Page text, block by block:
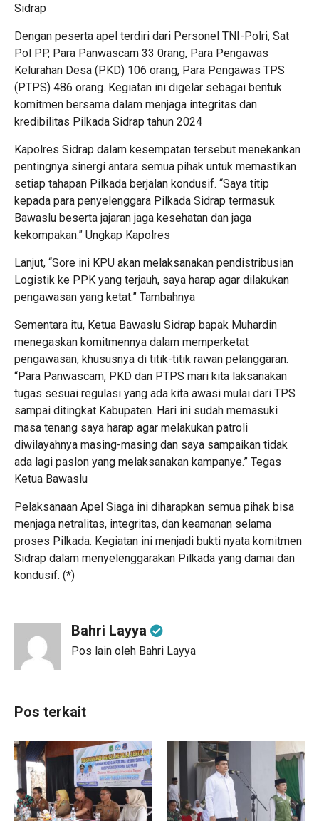
Sidrap
Dengan peserta apel terdiri dari Personel TNI-Polri, Sat
Pol PP, Para Panwascam 33 0rang, Para Pengawas
Kelurahan Desa (PKD) 106 orang, Para Pengawas TPS
(PTPS) 486 orang. Kegiatan ini digelar sebagai bentuk
komitmen bersama dalam menjaga integritas dan
kredibilitas Pilkada Sidrap tahun 2024
Kapolres Sidrap dalam kesempatan tersebut menekankan
pentingnya sinergi antara semua pihak untuk memastikan
setiap tahapan Pilkada berjalan kondusif. “Saya titip
kepada para penyelenggara Pilkada Sidrap termasuk
Bawaslu beserta jajaran jaga kesehatan dan jaga
kekompakan.” Ungkap Kapolres
Lanjut, “Sore ini KPU akan melaksanakan pendistribusian
Logistik ke PPK yang terjauh, saya harap agar dilakukan
pengawasan yang ketat.” Tambahnya
Sementara itu, Ketua Bawaslu Sidrap bapak Muhardin
menegaskan komitmennya dalam memperketat
pengawasan, khususnya di titik-titik rawan pelanggaran.
“Para Panwascam, PKD dan PTPS mari kita laksanakan
tugas sesuai regulasi yang ada kita awasi mulai dari TPS
sampai ditingkat Kabupaten. Hari ini sudah memasuki
masa tenang saya harap agar melakukan patroli
diwilayahnya masing-masing dan saya sampaikan tidak
ada lagi paslon yang melaksanakan kampanye.” Tegas
Ketua Bawaslu
Pelaksanaan Apel Siaga ini diharapkan semua pihak bisa
menjaga netralitas, integritas, dan keamanan selama
proses Pilkada. Kegiatan ini menjadi bukti nyata komitmen
Sidrap dalam menyelenggarakan Pilkada yang damai dan
kondusif. (*)
Bahri Layya
Pos lain oleh Bahri Layya
Pos terkait